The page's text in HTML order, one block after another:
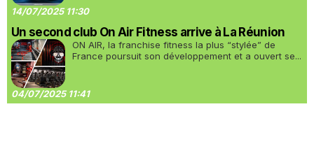
14/07/2025 11:30
Un second club On Air Fitness arrive à La Réunion
ON AIR, la franchise fitness la plus “stylée” de
France poursuit son développement et a ouvert se...
04/07/2025 11:41